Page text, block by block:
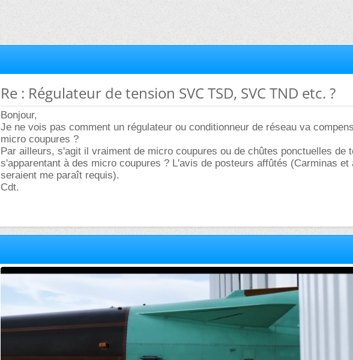
Re : Régulateur de tension SVC TSD, SVC TND etc. ?
Bonjour,
Je ne vois pas comment un régulateur ou conditionneur de réseau va
micro coupures ?
Par ailleurs, s'agit il vraiment de micro coupures ou de chûtes ponctuelles de
s'apparentant à des micro coupures ? L'avis de posteurs affûtés (Carminas et
seraient me paraît requis).
Cdt.